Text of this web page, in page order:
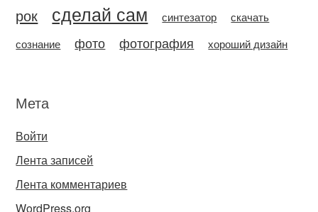
рок сделай сам синтезатор
скачать
сознание
фото фотография хороший дизайн
Мета
Войти
Лента записей
Лента комментариев
WordPress.org